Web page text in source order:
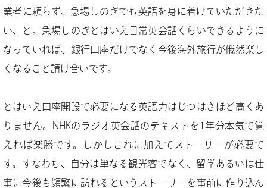
業者に頼らず、急場しのぎでも英語を身に着けていただきた
い、と。急場しのぎとはいえ日常英会話くらいできるように
なっていれば、銀行口座だけでなく今後海外旅行が俄然楽し
くなること請け合いです。
とはいえ口座開設で必要になる英語力はじつはさほど高くあ
りません。NHKのラジオ英会話のテキストを1年分本気で覚
えれば楽勝です。しかしこれに加えてストーリーが必要で
す。すなわち、自分は単なる観光客でなく、留学あるいは仕
事に今後も頻繁に訪れるというストーリーを事前に作り込ん